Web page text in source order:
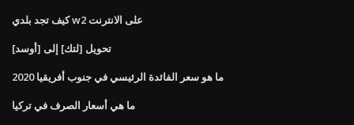
كيف تجد بلدي w2 على الانترنت
تحويل [لتك] إلى [أوسد]
ما هو سعر الفائدة الرئيسي في جنوب أفريقيا 2020
ما هي أسعار الصرف في تركيا